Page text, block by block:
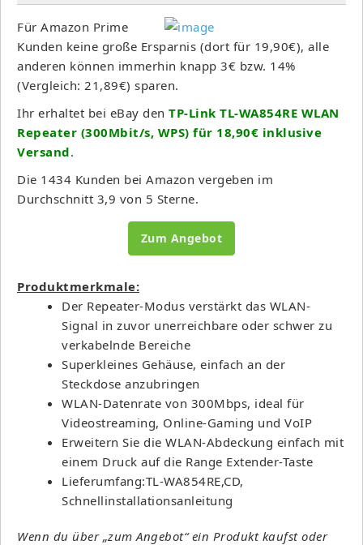
Für Amazon Prime
Kunden keine große Ersparnis (dort für 19,90€), alle
anderen können immerhin knapp 3€ bzw. 14%
(Vergleich: 21,89€) sparen.
Ihr erhaltet bei eBay den TP-Link TL-WA854RE WLAN
Repeater (300Mbit/s, WPS) für 18,90€ inklusive
Versand.
Die 1434 Kunden bei Amazon vergeben im
Durchschnitt 3,9 von 5 Sterne.
Zum Angebot
Produktmerkmale:
Der Repeater-Modus verstärkt das WLAN-
Signal in zuvor unerreichbare oder schwer zu
verkabelnde Bereiche
Superkleines Gehäuse, einfach an der
Steckdose anzubringen
WLAN-Datenrate von 300Mbps, ideal für
Videostreaming, Online-Gaming und VoIP
Erweitern Sie die WLAN-Abdeckung einfach mit
einem Druck auf die Range Extender-Taste
Lieferumfang:TL-WA854RE,CD,
Schnellinstallationsanleitung
Wenn du über „zum Angebot“ ein Produkt kaufst oder